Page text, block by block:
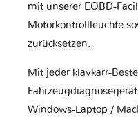
mit unserer EOBD-
Motorkontrollleuchte
zurücksetzen.
Mit jeder klavkarr-
Windows-Laptop /